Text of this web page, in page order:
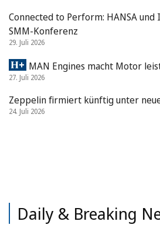
Connected to Perform: HANSA
SMM-Konferenz
29. Juli 2026
MAN Engines macht Motor
27. Juli 2026
Zeppelin firmiert künftig unter
24. Juli 2026
Daily & Breaking